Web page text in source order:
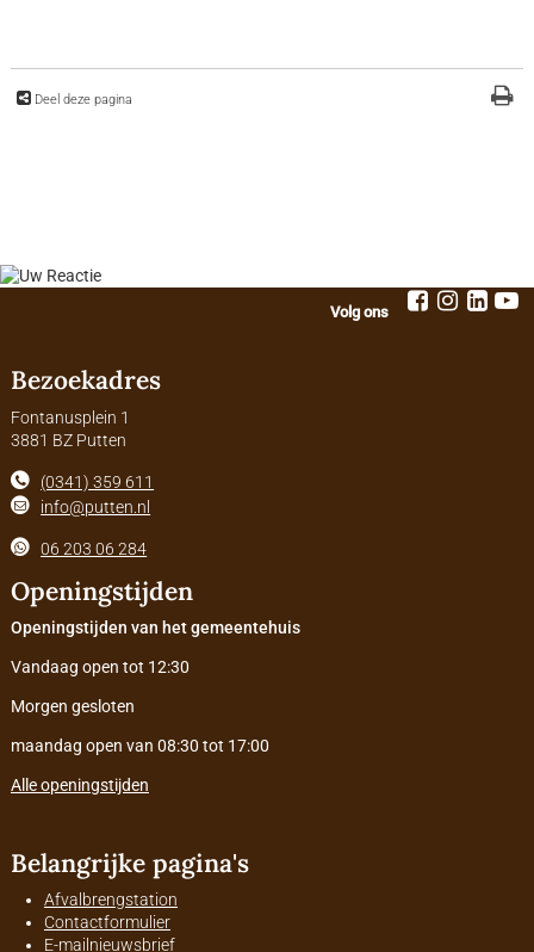
Deel deze pagina
Volg ons
Bezoekadres
Fontanusplein 1
3881 BZ Putten
(0341) 359 611
info@putten.nl
06 203 06 284
Openingstijden
Openingstijden van het gemeentehuis
Vandaag open tot 12:30
Morgen gesloten
maandag open van 08:30 tot 17:00
Alle openingstijden
Belangrijke pagina's
Afvalbrengstation
Contactformulier
E-mailnieuwsbrief